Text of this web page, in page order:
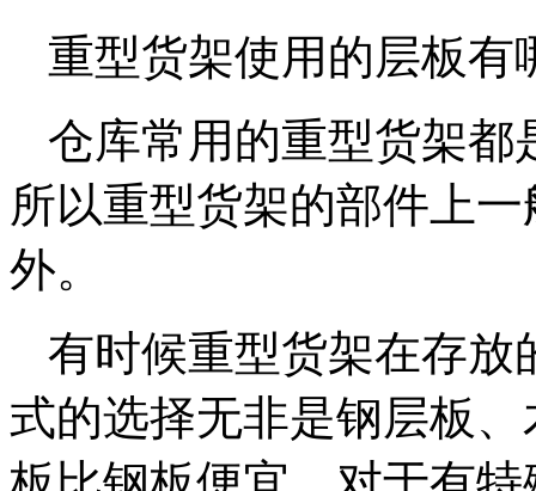
重型货架使用的层板有
仓库常用的重型货架都
所以重型货架的部件上
外。
有时候重型货架在存放
式的选择无非是钢层板